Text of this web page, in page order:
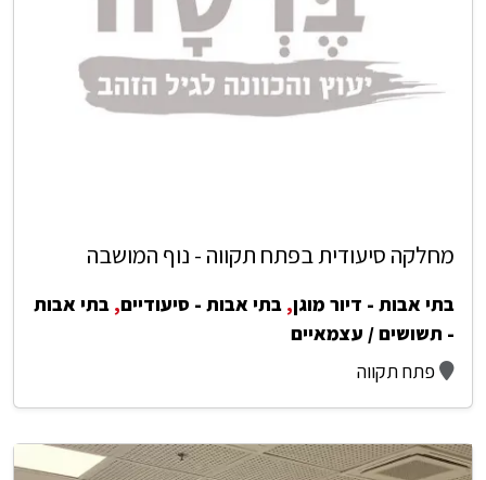
מחלקה סיעודית בפתח תקווה - נוף המושבה
בתי אבות - דיור מוגן, בתי אבות - סיעודיים, בתי אבות
- תשושים / עצמאיים
פתח תקווה